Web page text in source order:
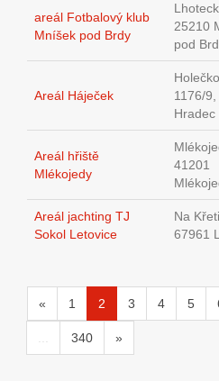
areál Fotbalový klub
Mníšek pod Brdy
25210
pod
Areál Háječek
1176/
Hradec
Areál hřiště
Mlékojedy
41201
Areál jachting TJ
Sokol Letovice
Na
67961
« 1 2 3 4 5
... 340 »